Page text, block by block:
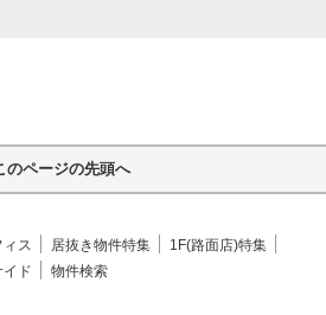
のページの先頭へ
ス 居抜き物件特集
1F(路面店)特集
イド 物件検索